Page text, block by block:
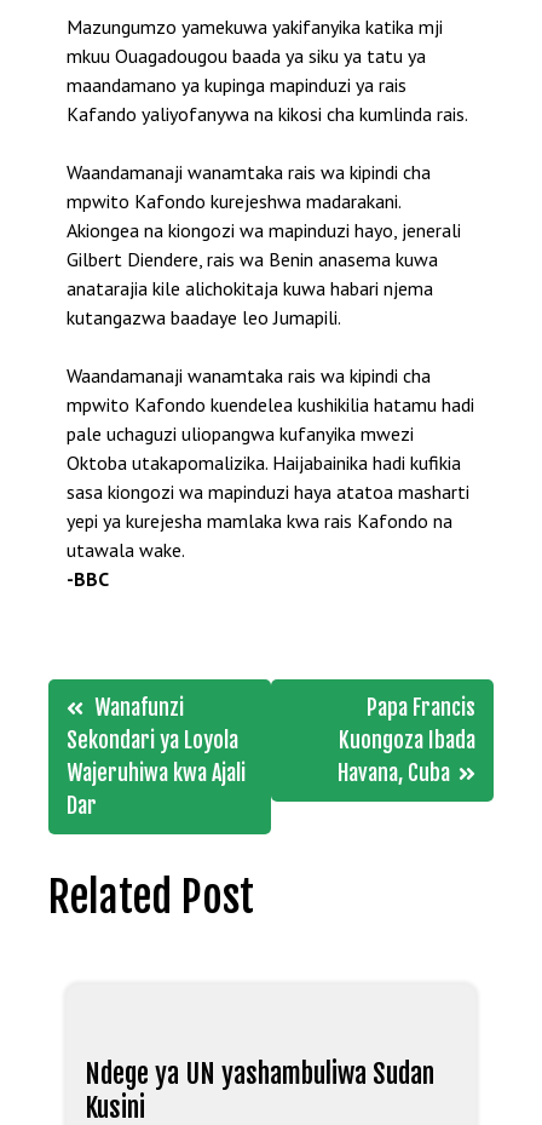
Mazungumzo yamekuwa yakifanyika katika mji
mkuu Ouagadougou baada ya siku ya tatu ya
maandamano ya kupinga mapinduzi ya rais
Kafando yaliyofanywa na kikosi cha kumlinda rais.
Waandamanaji wanamtaka rais wa kipindi cha
mpwito Kafondo kurejeshwa madarakani.
Akiongea na kiongozi wa mapinduzi hayo, jenerali
Gilbert Diendere, rais wa Benin anasema kuwa
anatarajia kile alichokitaja kuwa habari njema
kutangazwa baadaye leo Jumapili.
Waandamanaji wanamtaka rais wa kipindi cha
mpwito Kafondo kuendelea kushikilia hatamu hadi
pale uchaguzi uliopangwa kufanyika mwezi
Oktoba utakapomalizika. Haijabainika hadi kufikia
sasa kiongozi wa mapinduzi haya atatoa masharti
yepi ya kurejesha mamlaka kwa rais Kafondo na
utawala wake.
-BBC
Post
navigation
Wanafunzi
Sekondari ya Loyola
Wajeruhiwa kwa Ajali
Dar
Papa Francis
Kuongoza Ibada
Havana, Cuba
Related Post
Ndege ya UN yashambuliwa Sudan
Kusini